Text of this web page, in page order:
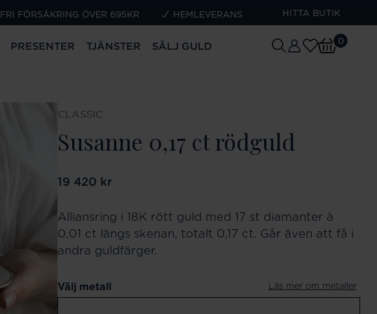
FRI FÖRSÄKRING ÖVER 695KR HEMLEVERANS HITTA BUTIK
PRESENTER TJÄNSTER SÄLJ GULD 0
CLASSIC
Susanne 0,17 ct rödguld
Pris:19 420 kr
19 420 kr
Alliansring i 18K rött guld med 17 st diamanter à
0,01 ct längs skenan, totalt 0,17 ct. Går även att få i
andra guldfärger.
Välj metall Läs mer om metaller